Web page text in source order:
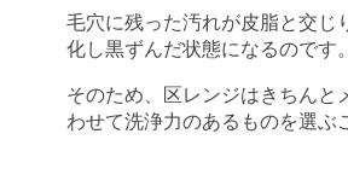
毛穴に残った汚れが皮脂と交じ
化し黒ずんだ状態になるのです。
そのため、区レンジはきちんと
わせて洗浄力のあるものを選ぶ